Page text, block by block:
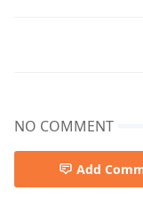
NO COMMENT
Add